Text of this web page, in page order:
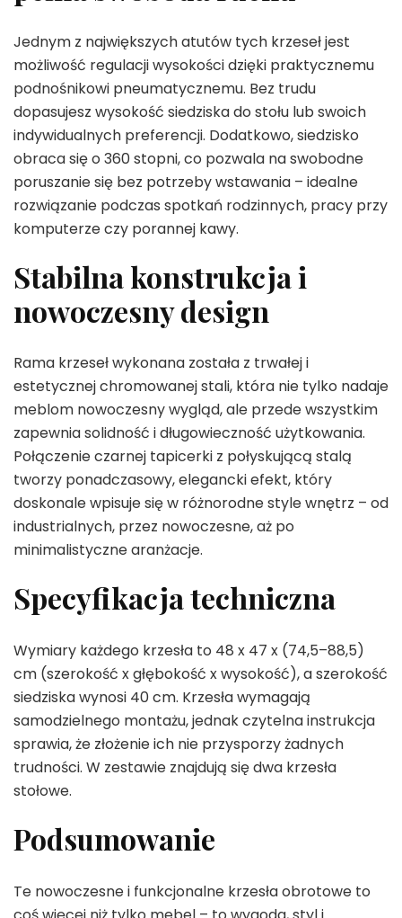
Jednym z największych atutów tych krzeseł jest
możliwość regulacji wysokości dzięki praktycznemu
podnośnikowi pneumatycznemu. Bez trudu
dopasujesz wysokość siedziska do stołu lub swoich
indywidualnych preferencji. Dodatkowo, siedzisko
obraca się o 360 stopni, co pozwala na swobodne
poruszanie się bez potrzeby wstawania – idealne
rozwiązanie podczas spotkań rodzinnych, pracy przy
komputerze czy porannej kawy.
Stabilna konstrukcja i
nowoczesny design
Rama krzeseł wykonana została z trwałej i
estetycznej chromowanej stali, która nie tylko nadaje
meblom nowoczesny wygląd, ale przede wszystkim
zapewnia solidność i długowieczność użytkowania.
Połączenie czarnej tapicerki z połyskującą stalą
tworzy ponadczasowy, elegancki efekt, który
doskonale wpisuje się w różnorodne style wnętrz – od
industrialnych, przez nowoczesne, aż po
minimalistyczne aranżacje.
Specyfikacja techniczna
Wymiary każdego krzesła to 48 x 47 x (74,5–88,5)
cm (szerokość x głębokość x wysokość), a szerokość
siedziska wynosi 40 cm. Krzesła wymagają
samodzielnego montażu, jednak czytelna instrukcja
sprawia, że złożenie ich nie przysporzy żadnych
trudności. W zestawie znajdują się dwa krzesła
stołowe.
Podsumowanie
Te nowoczesne i funkcjonalne krzesła obrotowe to